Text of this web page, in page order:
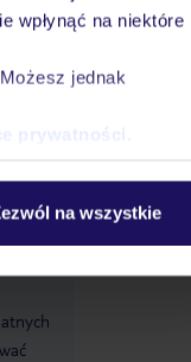
wpłynąć na niektóre
jednak
prywatności
na wszystkie